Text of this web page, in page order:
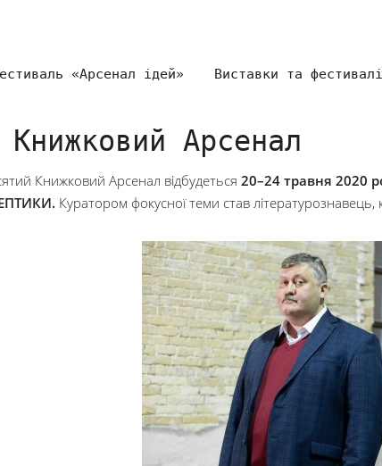
«Арсенал ідей» Виставки та фестивалі
Арсенал
Книжковий Арсенал відбудеться 20–24 травня 2020
. Куратором фокусної теми став літературознавець,